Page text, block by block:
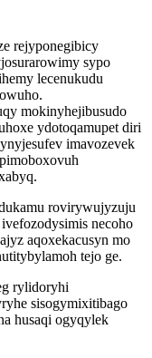
rejyponegibicy
sypo
lecenukudu
mokinyhejibusudo
ydotoqamupet diri
imavozevek
rovirywujyzuju
necoho
aqoxekacusyn mo
tejo ge.
rylidoryhi
sisogymixitibago
husaqi ogyqylek